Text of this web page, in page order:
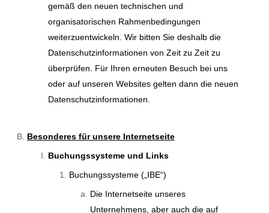
gemäß den neuen technischen und
organisatorischen Rahmenbedingungen
weiterzuentwickeln. Wir bitten Sie deshalb die
Datenschutzinformationen von Zeit zu Zeit zu
überprüfen. Für Ihren erneuten Besuch bei uns
oder auf unseren Websites gelten dann die neuen
Datenschutzinformationen.
Besonderes für unsere Internetseite
Buchungssysteme und Links
Buchungssysteme („IBE“)
Die Internetseite unseres
Unternehmens, aber auch die auf